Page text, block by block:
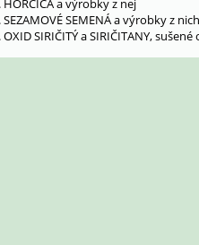
HORČICA a výrobky z nej
SEZAMOVÉ SEMENÁ a výrobky z nich
OXID SIRIČITÝ a SIRIČITANY,